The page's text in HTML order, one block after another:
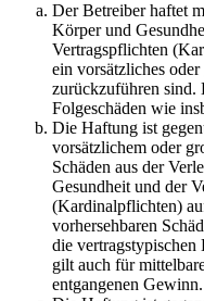
Der Betreiber haftet
Körper und
Vertragspflichten
ein vorsätzliches
zurückzuführen sind.
Folgeschäden wie
Die Haftung ist
vorsätzlichem oder
Schäden aus der
Gesundheit und der
(Kardinalpflichten)
vorhersehbaren
die vertragstypischen
gilt auch für
entgangenen Gewinn.